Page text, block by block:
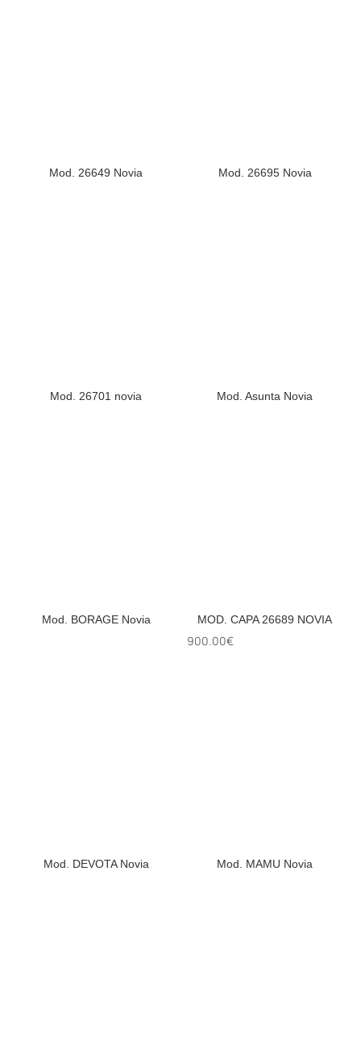
Mod. 26649 Novia Mod. 26695 Novia
Mod. 26701 novia Mod. Asunta Novia
Mod. BORAGE Novia MOD. CAPA 26689 NOVIA
900.00€
Mod. DEVOTA Novia Mod. MAMU Novia